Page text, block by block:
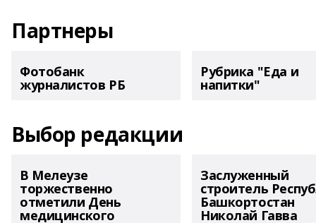
Партнеры
Фотобанк
журналистов РБ
Рубрика "Еда и
напитки"
Выбор редакции
В Мелеузе
торжественно
отметили День
медицинского
Заслуженный
строитель
Башкортостан
Николай Гавва